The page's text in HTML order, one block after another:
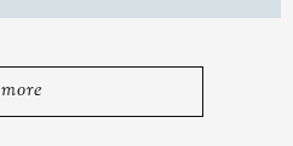
more